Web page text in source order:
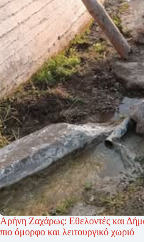
Αρήνη Ζαχάρως: Εθελοντές και
πιο όμορφο και λειτουργικό χωριό